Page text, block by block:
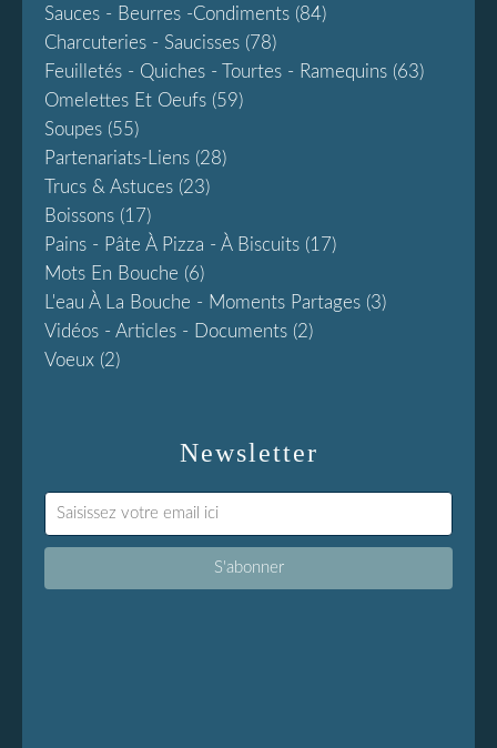
Newsletter
Sauces - Beurres -condiments (84)
Charcuteries - Saucisses (78)
Feuilletés - Quiches - Tourtes - Ramequins (63)
Omelettes Et Oeufs (59)
Soupes (55)
Partenariats-Liens (28)
Trucs & Astuces (23)
Boissons (17)
Pains - Pâte À Pizza - À Biscuits (17)
Mots En Bouche (6)
L'eau À La Bouche - Moments Partages (3)
Vidéos - Articles - Documents (2)
Voeux (2)